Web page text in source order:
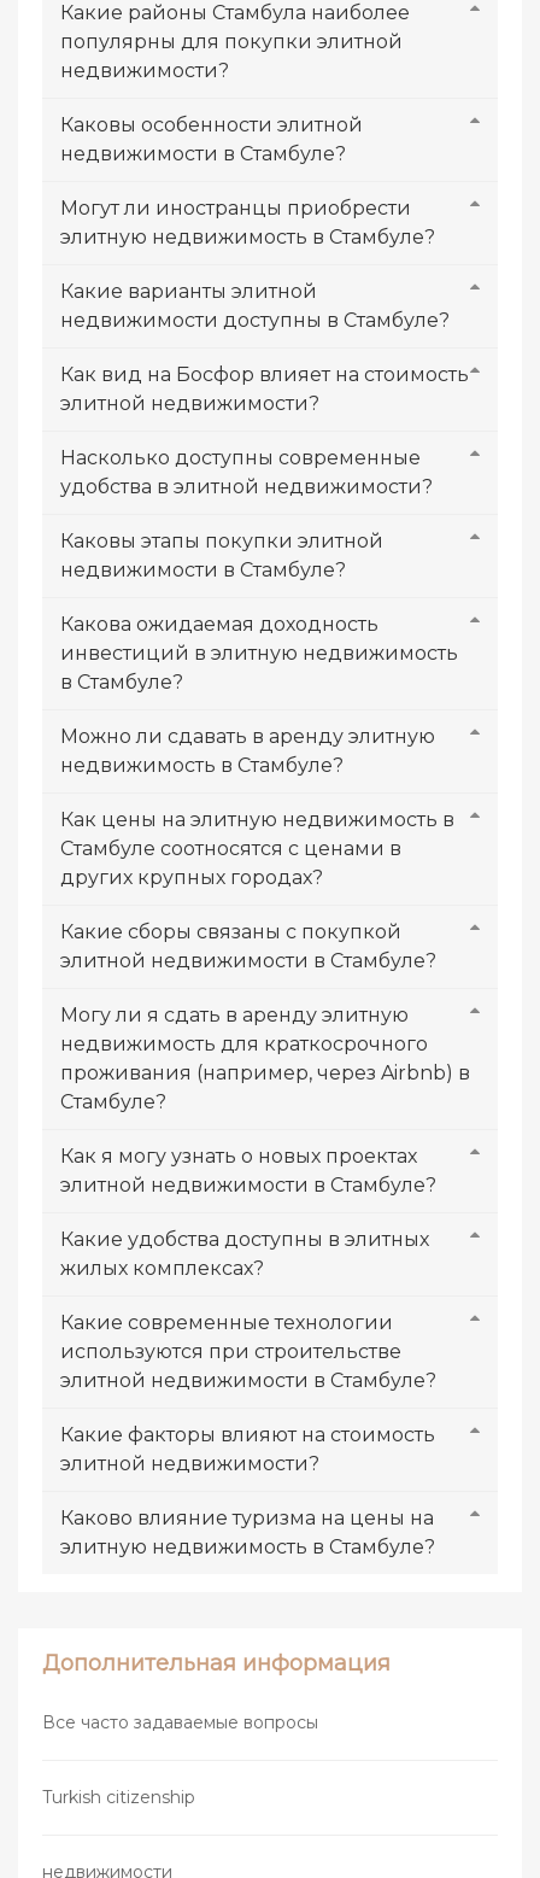
Какие районы Стамбула наиболее
популярны для покупки элитной
недвижимости?
Каковы особенности элитной
недвижимости в Стамбуле?
Могут ли иностранцы приобрести
элитную недвижимость в Стамбуле?
Какие варианты элитной
недвижимости доступны в Стамбуле?
Как вид на Босфор влияет на стоимость
элитной недвижимости?
Насколько доступны современные
удобства в элитной недвижимости?
Каковы этапы покупки элитной
недвижимости в Стамбуле?
Какова ожидаемая доходность
инвестиций в элитную недвижимость
в Стамбуле?
Можно ли сдавать в аренду элитную
недвижимость в Стамбуле?
Как цены на элитную недвижимость в
Стамбуле соотносятся с ценами в
других крупных городах?
Какие сборы связаны с покупкой
элитной недвижимости в Стамбуле?
Могу ли я сдать в аренду элитную
недвижимость для краткосрочного
проживания (например, через Airbnb) в
Стамбуле?
Как я могу узнать о новых проектах
элитной недвижимости в Стамбуле?
Какие удобства доступны в элитных
жилых комплексах?
Какие современные технологии
используются при строительстве
элитной недвижимости в Стамбуле?
Какие факторы влияют на стоимость
элитной недвижимости?
Каково влияние туризма на цены на
элитную недвижимость в Стамбуле?
Дополнительная информация
Все часто задаваемые вопросы
Turkish citizenship
недвижимости